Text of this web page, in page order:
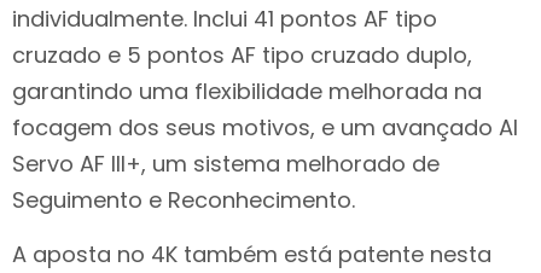
individualmente. Inclui 41 pontos AF tipo
cruzado e 5 pontos AF tipo cruzado duplo,
garantindo uma flexibilidade melhorada na
focagem dos seus motivos, e um avançado AI
Servo AF III+, um sistema melhorado de
Seguimento e Reconhecimento.
A aposta no 4K também está patente nesta